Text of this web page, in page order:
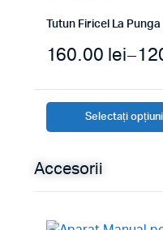
Tutun Firicel La Punga
–
160.00 lei
Selectați
Accesorii